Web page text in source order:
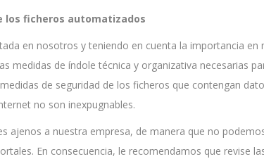
los ficheros automatizados
en nosotros y teniendo en cuenta la importancia
medidas de índole técnica y organizativa necesarias
de seguridad de los ficheros que contengan
no son inexpugnables.
ajenos a nuestra empresa, de manera que no
En consecuencia, le recomendamos que revise